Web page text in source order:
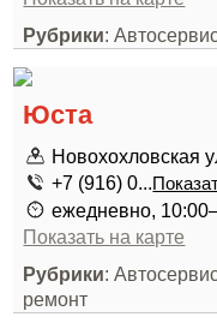
Рубрики:
Юста
Новохохловская
+7 (916) 0...
ежедневно,
Показать на карте
Рубрики:
ремонт